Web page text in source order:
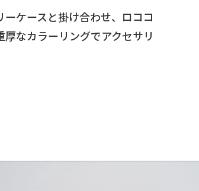
ケースと掛け合わせ、ロココ
なカラーリングでアクセサリ